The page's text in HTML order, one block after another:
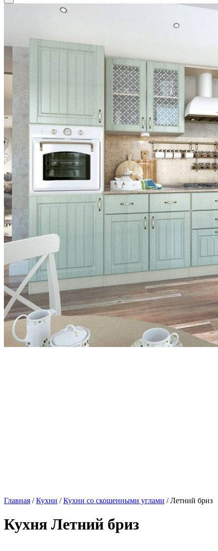
Главная /Кухни /Кухни со скошенными углами / Летний бриз
Кухня Летний бриз